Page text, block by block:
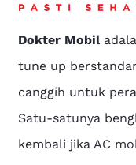
Dokter Mobil
tune up
canggih untuk
Satu-satunya
kembali jika AC